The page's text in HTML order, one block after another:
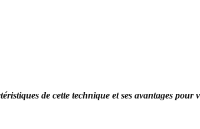
de cette technique et ses avantages pour